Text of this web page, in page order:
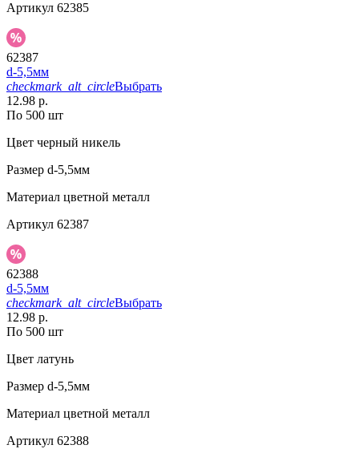
Артикул 62385
62387
d-5,5мм
checkmark_alt_circleВыбрать
12.98 р.
По 500 шт
Цвет черный никель
Размер d-5,5мм
Материал цветной металл
Артикул 62387
62388
d-5,5мм
checkmark_alt_circleВыбрать
12.98 р.
По 500 шт
Цвет латунь
Размер d-5,5мм
Материал цветной металл
Артикул 62388